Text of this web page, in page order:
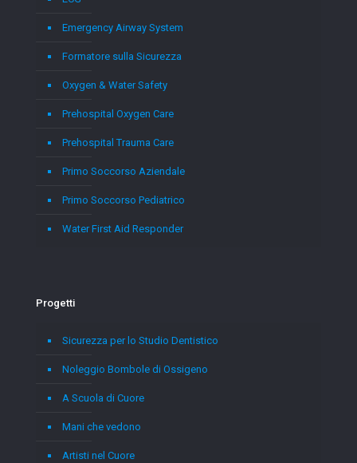
Emergency Airway System
Formatore sulla Sicurezza
Oxygen & Water Safety
Prehospital Oxygen Care
Prehospital Trauma Care
Primo Soccorso Aziendale
Primo Soccorso Pediatrico
Water First Aid Responder
Progetti
Sicurezza per lo Studio Dentistico
Noleggio Bombole di Ossigeno
A Scuola di Cuore
Mani che vedono
Artisti nel Cuore